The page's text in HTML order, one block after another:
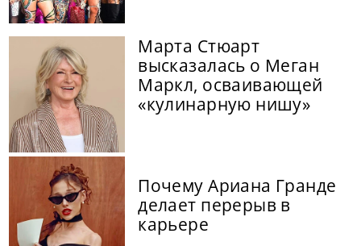
Марта Стюарт
высказалась о Меган
Маркл, осваивающей
«кулинарную нишу»
Почему Ариана Гранде
делает перерыв в
карьере